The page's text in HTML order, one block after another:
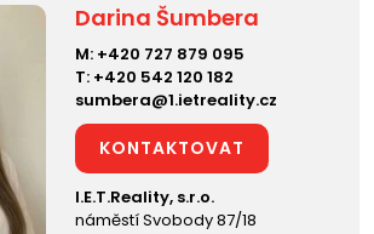
Darina Šumbera
M: +420 727 879 095
T: +420 542 120 182
sumbera@1.ietreality.cz
KONTAKTOVAT
I.E.T.Reality, s.r.o.
náměstí Svobody 87/18